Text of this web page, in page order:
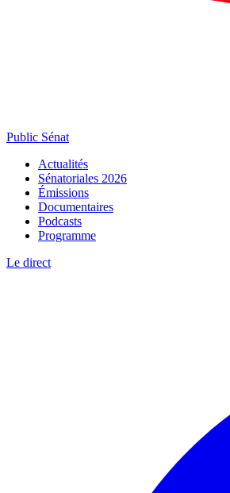
Public Sénat
Actualités
Sénatoriales 2026
Émissions
Documentaires
Podcasts
Programme
Le direct